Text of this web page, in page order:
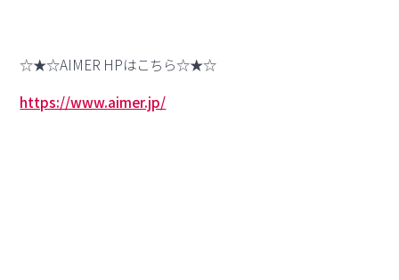
☆★☆AIMER HPはこちら☆★☆
https://www.aimer.jp/